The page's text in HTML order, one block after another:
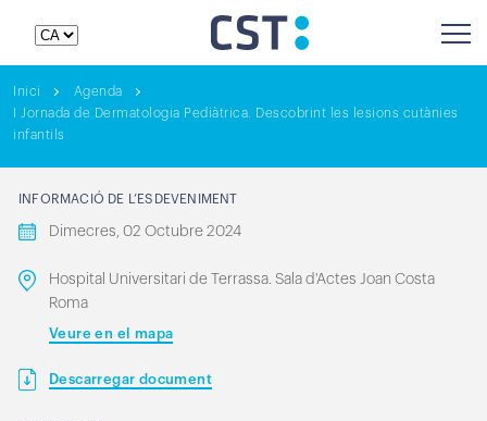
Inici
Agenda
I Jornada de Dermatologia Pediàtrica. Descobrint les lesions cutànies
infantils
INFORMACIÓ DE L’ESDEVENIMENT
Dimecres, 02 Octubre 2024
Hospital Universitari de Terrassa. Sala d'Actes Joan Costa
Roma
Veure en el mapa
Descarregar document